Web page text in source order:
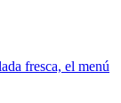
fresca, el menú